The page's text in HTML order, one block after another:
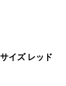
イズ レッド